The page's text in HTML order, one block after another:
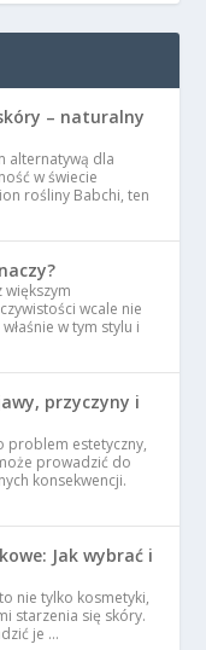
– naturalny
alternatywą dla
w świecie
rośliny Babchi, ten
większym
wcale nie
w tym stylu i
przyczyny i
problem estetyczny,
prowadzić do
konsekwencji.
Jak wybrać i
nie tylko kosmetyki,
starzenia się skóry.
je …